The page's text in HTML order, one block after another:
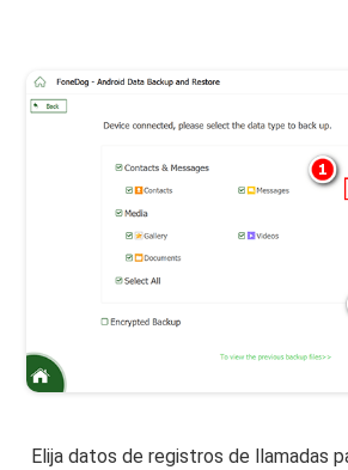
Elija datos de registros de llamadas